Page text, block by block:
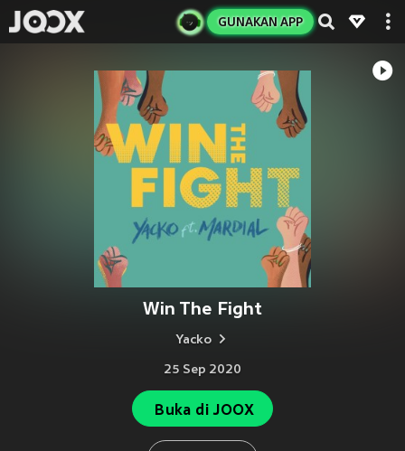
GUNAKAN APP
Win The Fight
Yacko
25 Sep 2020
Buka di JOOX